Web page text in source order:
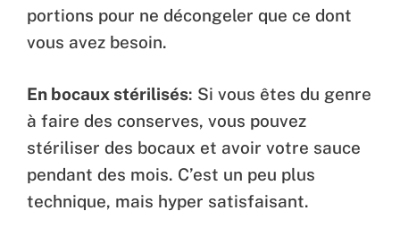
portions pour ne décongeler que ce dont
vous avez besoin.
En bocaux stérilisés: Si vous êtes du genre
à faire des conserves, vous pouvez
stériliser des bocaux et avoir votre sauce
pendant des mois. C’est un peu plus
technique, mais hyper satisfaisant.